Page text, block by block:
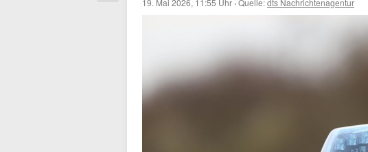
19. Mai 2026, 11:55 Uhr ·Quelle:dts Nachrichtenagentur